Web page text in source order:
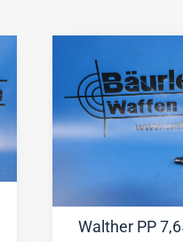
Walther PP